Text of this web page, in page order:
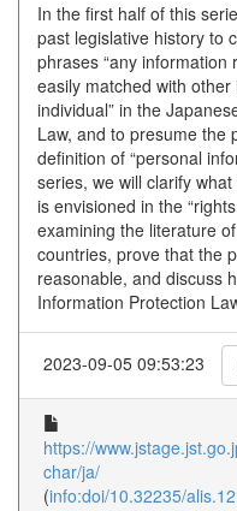
In the first half of this
past legislative history to
phrases “any information
easily matched with other
individual” in the
Law, and to presume the
definition of “personal
series, we will clarify
is envisioned in the
examining the literature
countries, prove that the
reasonable, and discuss
Information Protection
2023-09-05 09:53:23
https://
char/ja/
(info:doi/10.32235/